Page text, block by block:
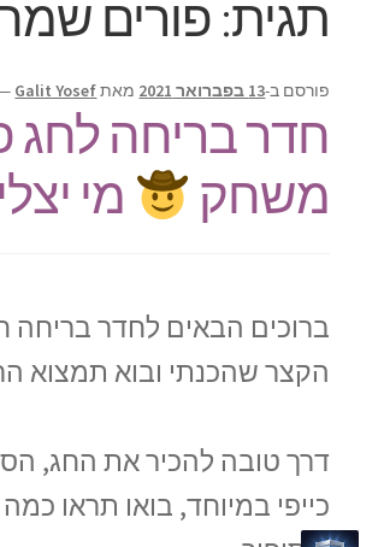
תגית: פורים
פורסם ב-13 בפברואר 2021 מאתGalit Yosef
חדר בריחה לחג
משחק
מי
ברוכים הבאים לחדר בריחה
הקצר שהכנתי ובוא תמצוא
דרך טובה להכיר את החג,
כייפי במיוחד, בואו תראו